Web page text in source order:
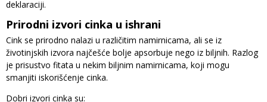
deklaraciji.
Prirodni izvori cinka u ishrani
Cink se prirodno nalazi u različitim namirnicama, ali se iz
životinjskih izvora najčešće bolje apsorbuje nego iz biljnih. Razlog
je prisustvo fitata u nekim biljnim namirnicama, koji mogu
smanjiti iskorišćenje cinka.
Dobri izvori cinka su: